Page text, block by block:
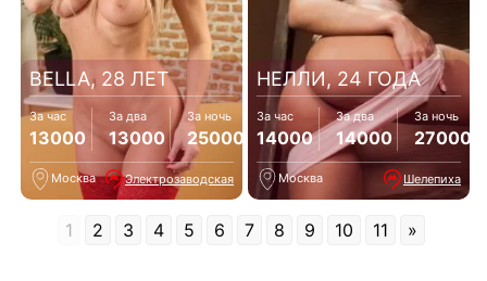
BELLA, 28 ЛЕТ
За час
13000
За два
13000
За ночь
25000
Москва Электрозаводская
НЕЛЛИ, 24 ГОДА
За час
14000
За два
14000
За ночь
27000
Москва Шелепиха
1 2 3 4 5 6 7 8 9 10 11 »